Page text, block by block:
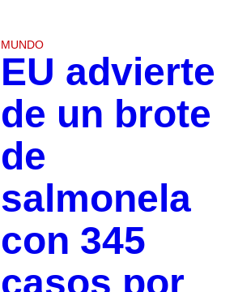
MUNDO
EU advierte
de un brote
de
salmonela
con 345
casos por